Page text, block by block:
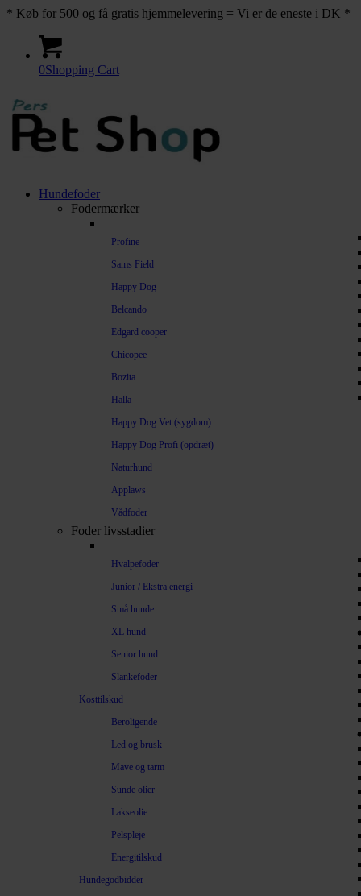
* Køb for 500 og få gratis hjemmelevering = Vi er de eneste i DK *
0Shopping Cart
Hundefoder
Fodermærker
Profine
Sams Field
Happy Dog
Belcando
Edgard cooper
Chicopee
Bozita
Halla
Happy Dog Vet (sygdom)
Happy Dog Profi (opdræt)
Naturhund
Applaws
Vådfoder
Foder livsstadier
Hvalpefoder
Junior / Ekstra energi
Små hunde
XL hund
Senior hund
Slankefoder
Kosttilskud
Beroligende
Led og brusk
Mave og tarm
Sunde olier
Lakseolie
Pelspleje
Energitilskud
Hundegodbidder